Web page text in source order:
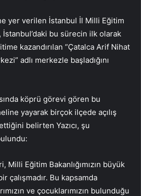
yer verilen İstanbul İl Milli Eğitim
İstanbul’daki bu sürecin ilk olarak
kazandırılan “Çatalca Arif Nihat
adlı merkezle başladığını
köprü görevi gören bu
yayarak birçok ilçede açılış
belirten Yazıcı, şu
Milli Eğitim Bakanlığımızın büyük
çalışmadır. Bu kapsamda
ve çocuklarımızın bulunduğu